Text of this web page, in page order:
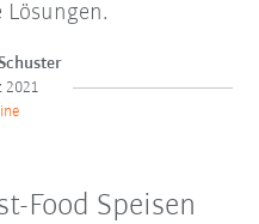
Lösungen.
2021
Food Speisen